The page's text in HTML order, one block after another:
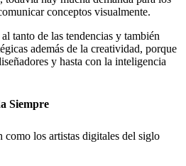
conceptos visualmente.
tanto de las tendencias y también
además de la creatividad, porque
y hasta con la inteligencia
Siempre
como los artistas digitales del siglo